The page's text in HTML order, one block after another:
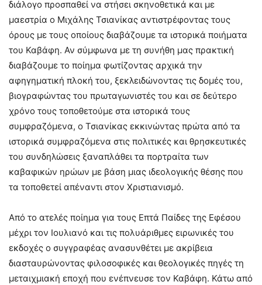
διάλογο προσπαθεί να στήσει σκηνοθετικά και με
μαεστρία ο Μιχάλης Τσιανίκας αντιστρέφοντας τους
όρους με τους οποίους διαβάζουμε τα ιστορικά ποιήματα
του Καβάφη. Αν σύμφωνα με τη συνήθη μας πρακτική
διαβάζουμε το ποίημα φωτίζοντας αρχικά την
αφηγηματική πλοκή του, ξεκλειδώνοντας τις δομές του,
βιογραφώντας του πρωταγωνιστές του και σε δεύτερο
χρόνο τους τοποθετούμε στα ιστορικά τους
συμφραζόμενα, ο Τσιανίκας εκκινώντας πρώτα από τα
ιστορικά συμφραζόμενα στις πολιτικές και θρησκευτικές
του συνδηλώσεις ξαναπλάθει τα πορτραίτα των
καβαφικών ηρώων με βάση μιας ιδεολογικής θέσης που
τα τοποθετεί απέναντι στον Χριστιανισμό.
Από το ατελές ποίημα για τους Επτά Παίδες της Εφέσου
μέχρι τον Ιουλιανό και τις πολυάριθμες ειρωνικές του
εκδοχές ο συγγραφέας ανασυνθέτει με ακρίβεια
διασταυρώνοντας φιλοσοφικές και θεολογικές πηγές τη
μεταιχμιακή εποχή που ενέπνευσε τον Καβάφη. Κάτω από